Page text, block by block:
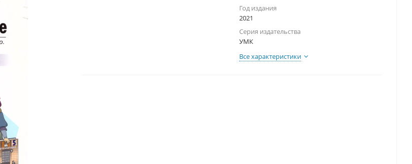
Год издания
2021
Серия издательства
УМК
Все характеристики